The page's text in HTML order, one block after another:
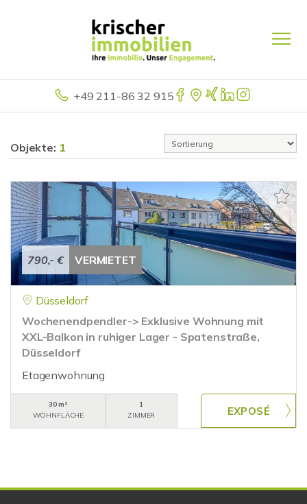
+49 211-86 32 915
Objekte: 1
790,- € VERMIETET
Düsseldorf
Wochenendpendler-> Exklusive Wohnung mit
XXL-Balkon in ruhiger Lager - Spatenstraße,
Düsseldorf
Etagenwohnung
30 m²
WOHNFLÄCHE
1
ZIMMER